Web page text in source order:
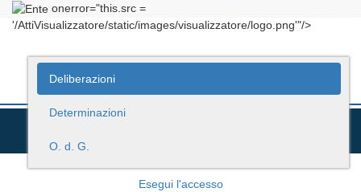
onerror="this.src =
'/AttiVisualizzatore/static/images/visualizzatore/logo.png'"/>
Deliberazioni
Determinazioni
O. d. G.
Esegui l'accesso